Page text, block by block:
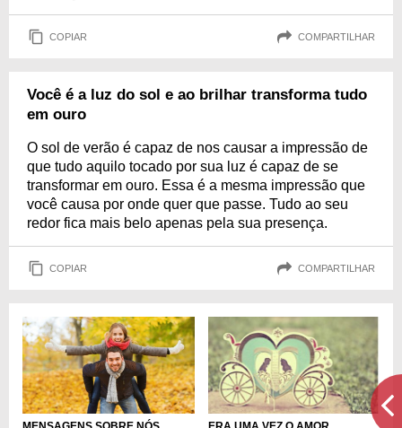
COPIAR COMPARTILHAR
Você é a luz do sol e ao brilhar transforma tudo
em ouro
O sol de verão é capaz de nos causar a impressão de
que tudo aquilo tocado por sua luz é capaz de se
transformar em ouro. Essa é a mesma impressão que
você causa por onde quer que passe. Tudo ao seu
redor fica mais belo apenas pela sua presença.
COPIAR COMPARTILHAR